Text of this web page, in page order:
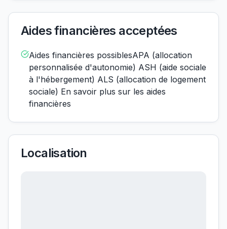
Aides financières acceptées
Aides financières possiblesAPA (allocation
personnalisée d'autonomie) ASH (aide sociale
à l'hébergement) ALS (allocation de logement
sociale) En savoir plus sur les aides
financières
Localisation